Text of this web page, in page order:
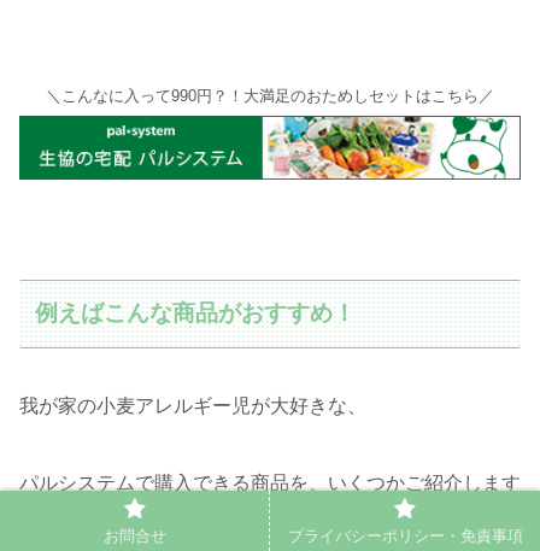
＼こんなに入って990円？！大満足のおためしセットはこちら／
例えばこんな商品がおすすめ！
我が家の小麦アレルギー児が大好きな、
パルシステムで購入できる商品を、いくつかご紹介します
お問合せ プライバシーポリシー・免責事項